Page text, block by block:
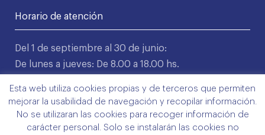
Horario de atención
Del 1 de septiembre al 30 de junio:
De lunes a jueves: De 8.00 a 18.00 hs.
Del 1 de julio hasta el 31 de agosto:
De lunes a viernes: De 8.00 a 15.00 hs.
Esta web utiliza cookies propias y de terceros que permiten
mejorar la usabilidad de navegación y recopilar información.
No se utilizaran las cookies para recoger información de
carácter personal. Solo se instalarán las cookies no